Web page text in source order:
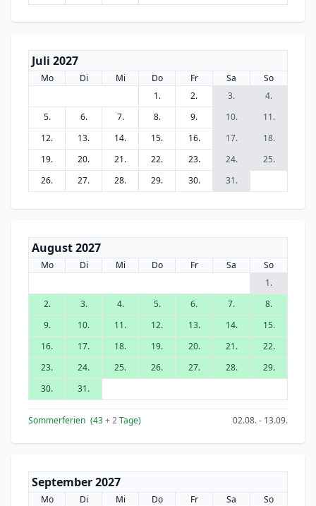
Juli 2027
Mo Di Mi Do Fr Sa
So
1.
2. 3.
4.
5.
6. 7. 8. 9. 10.
11.
12.
13. 14. 15. 16. 17.
18.
19.
20. 21. 22. 23. 24.
25.
26.
27. 28. 29. 30. 31.
August 2027
Mo Di Mi Do Fr Sa
So
1.
2.
3. 4. 5. 6. 7.
8.
9.
10. 11. 12. 13. 14.
15.
16.
17. 18. 19. 20. 21.
22.
23.
24. 25. 26. 27. 28.
29.
30.
31.
Sommerferien (43+ 2Tage) 02.08. - 13.09.
September 2027
Mo Di Mi Do Fr Sa
So